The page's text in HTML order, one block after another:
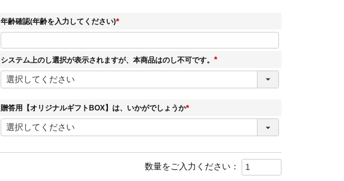
年齢確認(年齢を入力してください)
(
須
システム上のし選択が表示されますが、本商品はのし不可です。
(
贈答用【オリジナルギフトBOX】は、いかがでしょうか
(
)